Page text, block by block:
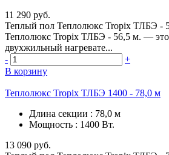
11 290 руб.
Теплый пол Теплолюкс Tropix ТЛБЭ -
Теплолюкс Tropix ТЛБЭ - 56,5 м. —
двухжильный нагревате...
-
+
В корзину
Теплолюкс Tropix ТЛБЭ 1400 - 78,0 м
Длина секции : 78,0 м
Мощность : 1400 Вт.
13 090 руб.